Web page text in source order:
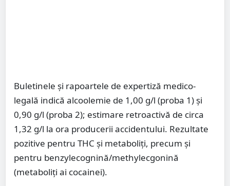
Buletinele și rapoartele de expertiză medico-
legală indică alcoolemie de 1,00 g/l (proba 1) și
0,90 g/l (proba 2); estimare retroactivă de circa
1,32 g/l la ora producerii accidentului. Rezultate
pozitive pentru THC și metaboliți, precum și
pentru benzylecognină/methylecgonină
(metaboliți ai cocainei).